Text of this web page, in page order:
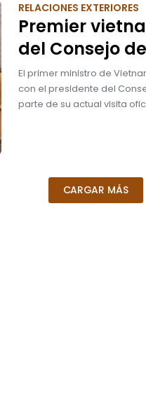
RELACIONES EXTERIORES
Premier
del Consejo
El primer ministro de
con el presidente del
parte de su actual visita
CARGAR MÁS